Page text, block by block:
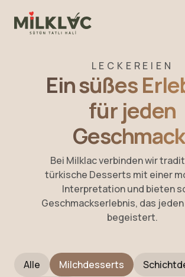
LECKEREIEN
Ein süßes
für jeden
Bei Milklac verbinden wir
türkische Desserts mit einer
Interpretation und bieten
Geschmackserlebnis, das
begeistert.
Alle Milchdesserts